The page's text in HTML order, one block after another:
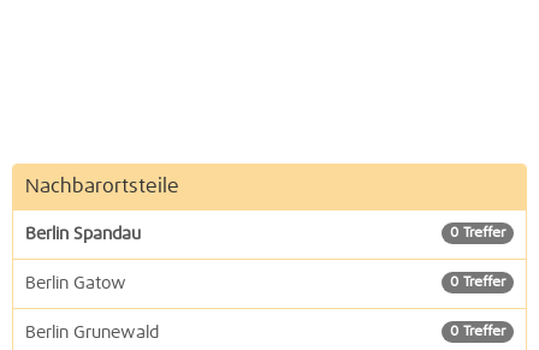
Nachbarortsteile
0 Treffer
Berlin Spandau
0 Treffer
Berlin Gatow
0 Treffer
Berlin Grunewald